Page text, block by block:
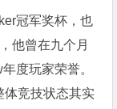
冠军奖杯，也
他曾在九个月
度玩家荣誉。
体竞技状态其实